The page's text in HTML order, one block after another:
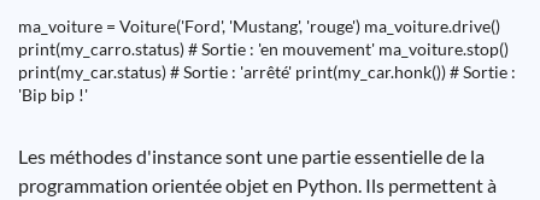
ma_voiture = Voiture('Ford', 'Mustang', 'rouge') ma_voiture.drive()
print(my_carro.status) # Sortie : 'en mouvement' ma_voiture.stop()
print(my_car.status) # Sortie : 'arrêté' print(my_car.honk()) # Sortie :
'Bip bip !'
Les méthodes d'instance sont une partie essentielle de la
programmation orientée objet en Python. Ils permettent à